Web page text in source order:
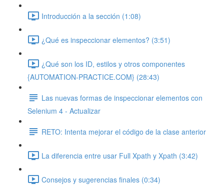
Introducción a la sección (1:08)
¿Qué es inspeccionar elementos? (3:51)
¿Qué son los ID, estilos y otros componentes
{AUTOMATION-PRACTICE.COM} (28:43)
Las nuevas formas de inspeccionar elementos con
Selenium 4 - Actualizar
RETO: Intenta mejorar el código de la clase anterior
La diferencia entre usar Full Xpath y Xpath (3:42)
Consejos y sugerencias finales (0:34)